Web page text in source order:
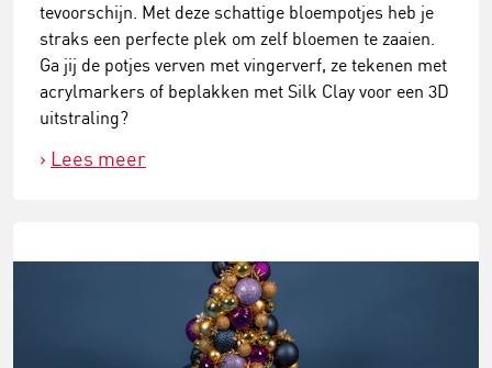
tevoorschijn. Met deze schattige bloempotjes heb je
straks een perfecte plek om zelf bloemen te zaaien.
Ga jij de potjes verven met vingerverf, ze tekenen met
acrylmarkers of beplakken met Silk Clay voor een 3D
uitstraling?
Lees meer